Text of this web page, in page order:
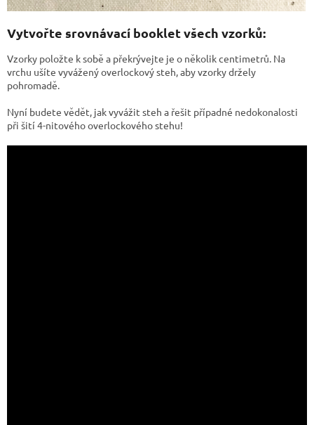
Vytvořte srovnávací booklet všech vzorků:
Vzorky položte k sobě a překrývejte je o několik centimetrů. Na
vrchu ušíte vyvážený overlockový steh, aby vzorky držely
pohromadě.
Nyní budete vědět, jak vyvážit steh a řešit případné nedokonalosti
při šití 4-nitového overlockového stehu!